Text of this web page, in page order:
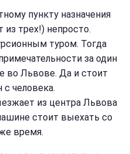
пункту назначения
из трех!) непросто.
туром. Тогда
за один
во Львове. Да и стоит
с человека.
из центра Львова
стоит выехать со
время.